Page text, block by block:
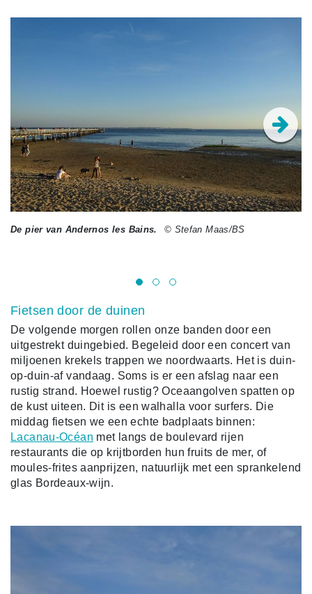
De pier van Andernos les Bains. © Stefan Maas/BS
Fietsen door de duinen
De volgende morgen rollen onze banden door een
uitgestrekt duingebied. Begeleid door een concert van
miljoenen krekels trappen we noordwaarts. Het is duin-
op-duin-af vandaag. Soms is er een afslag naar een
rustig strand. Hoewel rustig? Oceaangolven spatten op
de kust uiteen. Dit is een walhalla voor surfers. Die
middag fietsen we een echte badplaats binnen:
Lacanau-Océan met langs de boulevard rijen
restaurants die op krijtborden hun fruits de mer, of
moules-frites aanprijzen, natuurlijk met een sprankelend
glas Bordeaux-wijn.